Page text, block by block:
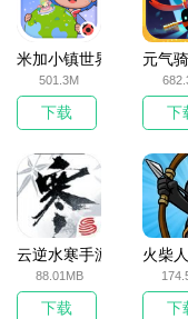
米加小镇世界2025官方
501.3M
下载
元气
下
云逆水寒手游
88.01MB
下载
火柴
下